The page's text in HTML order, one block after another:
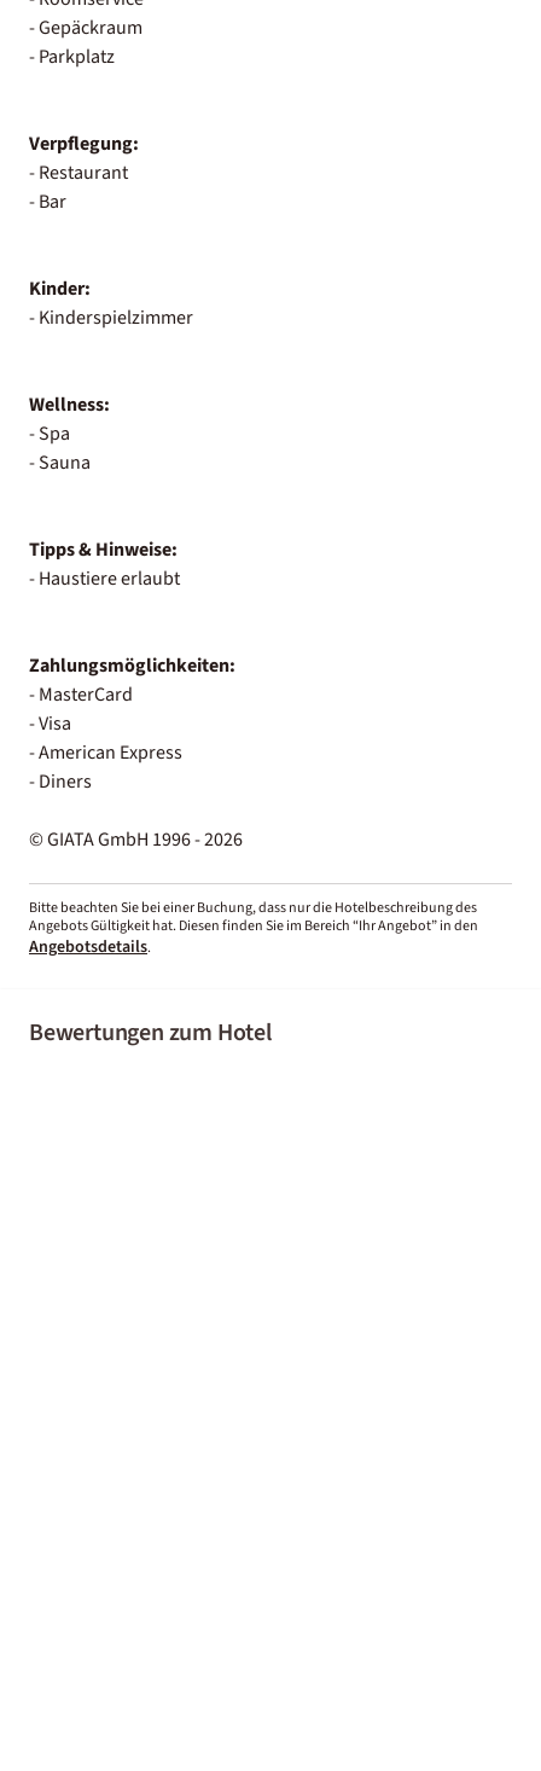
- Gepäckraum
- Parkplatz
Verpflegung:
- Restaurant
- Bar
Kinder:
- Kinderspielzimmer
Wellness:
- Spa
- Sauna
Tipps & Hinweise:
- Haustiere erlaubt
Zahlungsmöglichkeiten:
- MasterCard
- Visa
- American Express
- Diners
© GIATA GmbH 1996 - 2026
Bitte beachten Sie bei einer Buchung, dass nur die Hotelbeschreibung des
Angebots Gültigkeit hat. Diesen finden Sie im Bereich “Ihr Angebot” in den
Angebotsdetails.
Bewertungen zum Hotel